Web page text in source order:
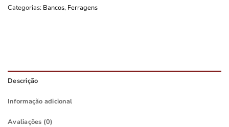
Categorias: Bancos, Ferragens
Descrição
Informação adicional
Avaliações (0)